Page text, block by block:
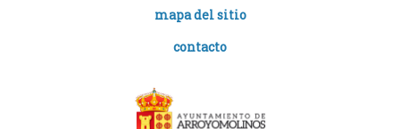
mapa del sitio
contacto